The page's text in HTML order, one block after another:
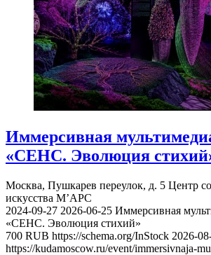
Иммерсивная
«СЕНС. Эволюция
Москва, Пушкарев переулок, д. 5 Центр
искусства М’АРС
2024-09-27 2026-06-25 Иммерсивная
«СЕНС. Эволюция стихий»
700 RUB https://schema.org/InStock 2026-
https://kudamoscow.ru/event/immersivnaja-